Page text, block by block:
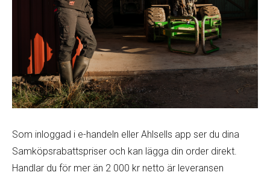
Som inloggad i e-handeln eller Ahlsells app ser du dina
Samköpsrabattspriser och kan lägga din order direkt.
Handlar du för mer än 2 000 kr netto är leveransen